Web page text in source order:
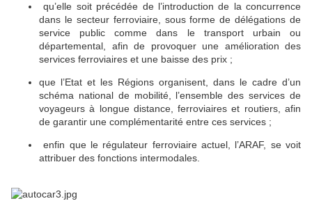
qu’elle soit précédée de l’introduction de la concurrence
dans le secteur ferroviaire, sous forme de délégations de
service public comme dans le transport urbain ou
départemental, afin de provoquer une amélioration des
services ferroviaires et une baisse des prix ;
que l’Etat et les Régions organisent, dans le cadre d’un
schéma national de mobilité, l’ensemble des services de
voyageurs à longue distance, ferroviaires et routiers, afin
de garantir une complémentarité entre ces services ;
enfin que le régulateur ferroviaire actuel, l’ARAF, se voit
attribuer des fonctions intermodales.